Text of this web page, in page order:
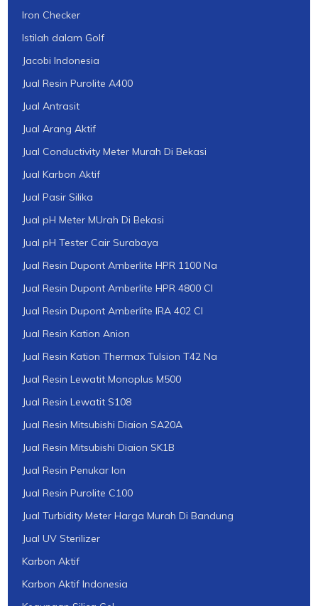
Iron Checker
Istilah dalam Golf
Jacobi Indonesia
Jual Resin Purolite A400
Jual Antrasit
Jual Arang Aktif
Jual Conductivity Meter Murah Di Bekasi
Jual Karbon Aktif
Jual Pasir Silika
Jual pH Meter MUrah Di Bekasi
Jual pH Tester Cair Surabaya
Jual Resin Dupont Amberlite HPR 1100 Na
Jual Resin Dupont Amberlite HPR 4800 Cl
Jual Resin Dupont Amberlite IRA 402 Cl
Jual Resin Kation Anion
Jual Resin Kation Thermax Tulsion T42 Na
Jual Resin Lewatit Monoplus M500
Jual Resin Lewatit S108
Jual Resin Mitsubishi Diaion SA20A
Jual Resin Mitsubishi Diaion SK1B
Jual Resin Penukar Ion
Jual Resin Purolite C100
Jual Turbidity Meter Harga Murah Di Bandung
Jual UV Sterilizer
Karbon Aktif
Karbon Aktif Indonesia